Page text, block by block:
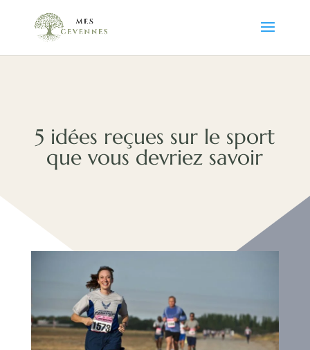
5 idées reçues sur le sport
que vous devriez savoir